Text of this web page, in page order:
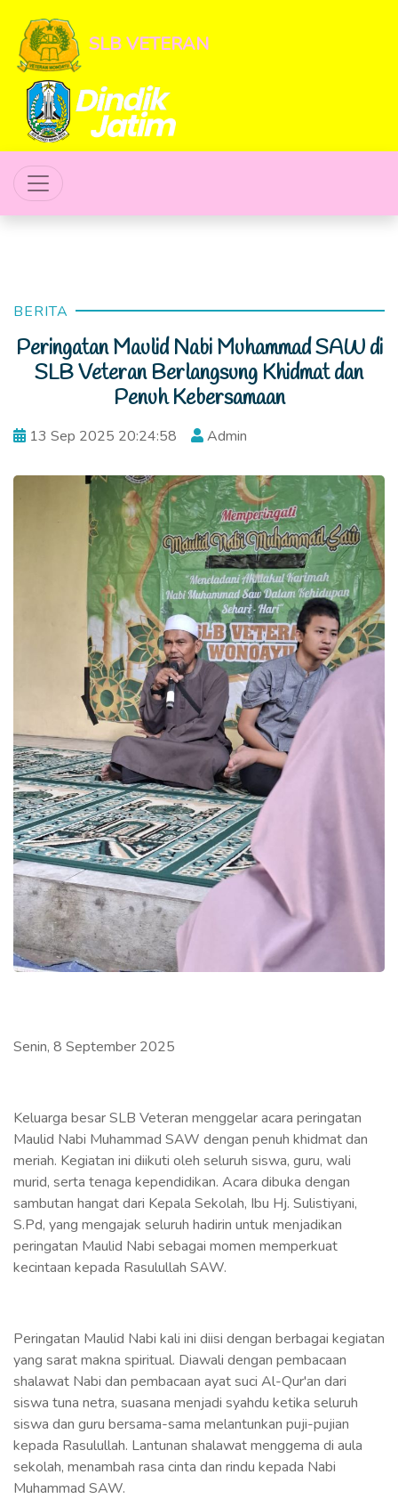
SLB VETERAN
BERITA
Peringatan Maulid Nabi Muhammad SAW di
SLB Veteran Berlangsung Khidmat dan
Penuh Kebersamaan
13 Sep 2025 20:24:58 Admin
Senin, 8 September 2025
Keluarga besar SLB Veteran menggelar acara peringatan
Maulid Nabi Muhammad SAW dengan penuh khidmat dan
meriah. Kegiatan ini diikuti oleh seluruh siswa, guru, wali
murid, serta tenaga kependidikan. Acara dibuka dengan
sambutan hangat dari Kepala Sekolah, Ibu Hj. Sulistiyani,
S.Pd, yang mengajak seluruh hadirin untuk menjadikan
peringatan Maulid Nabi sebagai momen memperkuat
kecintaan kepada Rasulullah SAW.
Peringatan Maulid Nabi kali ini diisi dengan berbagai kegiatan
yang sarat makna spiritual. Diawali dengan pembacaan
shalawat Nabi dan pembacaan ayat suci Al-Qur'an dari
siswa tuna netra, suasana menjadi syahdu ketika seluruh
siswa dan guru bersama-sama melantunkan puji-pujian
kepada Rasulullah. Lantunan shalawat menggema di aula
sekolah, menambah rasa cinta dan rindu kepada Nabi
Muhammad SAW.